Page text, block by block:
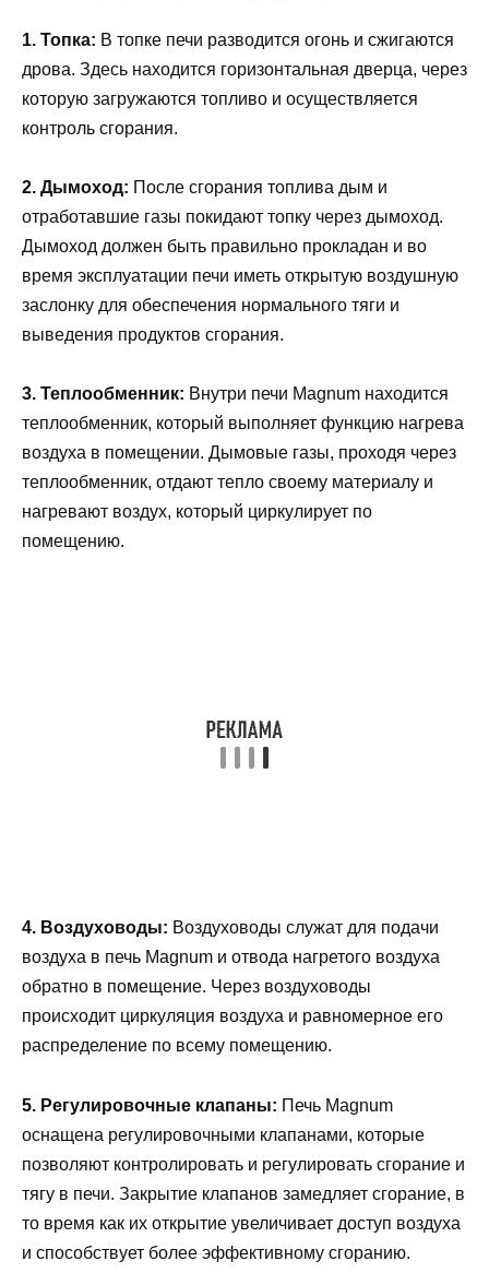
1. Топка: В топке печи разводится огонь и сжигаются
дрова. Здесь находится горизонтальная дверца, через
которую загружаются топливо и осуществляется
контроль сгорания.
2. Дымоход: После сгорания топлива дым и
отработавшие газы покидают топку через дымоход.
Дымоход должен быть правильно прокладан и во
время эксплуатации печи иметь открытую воздушную
заслонку для обеспечения нормального тяги и
выведения продуктов сгорания.
3. Теплообменник: Внутри печи Magnum находится
теплообменник, который выполняет функцию нагрева
воздуха в помещении. Дымовые газы, проходя через
теплообменник, отдают тепло своему материалу и
нагревают воздух, который циркулирует по
помещению.
4. Воздуховоды: Воздуховоды служат для подачи
воздуха в печь Magnum и отвода нагретого воздуха
обратно в помещение. Через воздуховоды
происходит циркуляция воздуха и равномерное его
распределение по всему помещению.
5. Регулировочные клапаны: Печь Magnum
оснащена регулировочными клапанами, которые
позволяют контролировать и регулировать сгорание и
тягу в печи. Закрытие клапанов замедляет сгорание, в
то время как их открытие увеличивает доступ воздуха
и способствует более эффективному сгоранию.